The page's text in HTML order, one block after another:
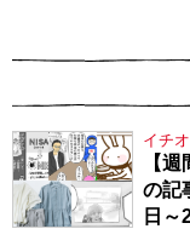
イチオ
【
の記
日